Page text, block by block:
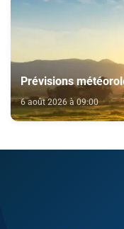
Prévisions
6 août 2026 à 09:00